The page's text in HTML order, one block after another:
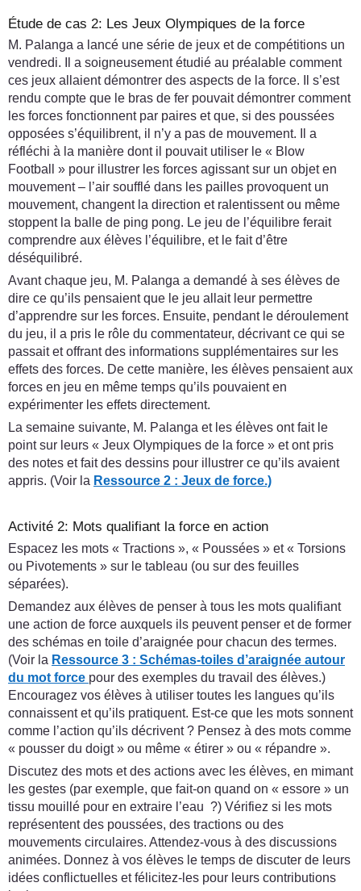
Étude de cas 2: Les Jeux Olympiques de la force
M. Palanga a lancé une série de jeux et de compétitions un
vendredi. Il a soigneusement étudié au préalable comment
ces jeux allaient démontrer des aspects de la force. Il s’est
rendu compte que le bras de fer pouvait démontrer comment
les forces fonctionnent par paires et que, si des poussées
opposées s’équilibrent, il n’y a pas de mouvement. Il a
réfléchi à la manière dont il pouvait utiliser le « Blow
Football » pour illustrer les forces agissant sur un objet en
mouvement – l’air soufflé dans les pailles provoquent un
mouvement, changent la direction et ralentissent ou même
stoppent la balle de ping pong. Le jeu de l’équilibre ferait
comprendre aux élèves l’équilibre, et le fait d’être
déséquilibré.
Avant chaque jeu, M. Palanga a demandé à ses élèves de
dire ce qu’ils pensaient que le jeu allait leur permettre
d’apprendre sur les forces. Ensuite, pendant le déroulement
du jeu, il a pris le rôle du commentateur, décrivant ce qui se
passait et offrant des informations supplémentaires sur les
effets des forces. De cette manière, les élèves pensaient aux
forces en jeu en même temps qu’ils pouvaient en
expérimenter les effets directement.
La semaine suivante, M. Palanga et les élèves ont fait le
point sur leurs « Jeux Olympiques de la force » et ont pris
des notes et fait des dessins pour illustrer ce qu’ils avaient
appris. (Voir la Ressource 2 : Jeux de force.)
Activité 2: Mots qualifiant la force en action
Espacez les mots « Tractions », « Poussées » et « Torsions
ou Pivotements » sur le tableau (ou sur des feuilles
séparées).
Demandez aux élèves de penser à tous les mots qualifiant
une action de force auxquels ils peuvent penser et de former
des schémas en toile d’araignée pour chacun des termes.
(Voir la Ressource 3 : Schémas-toiles d’araignée autour
du mot force pour des exemples du travail des élèves.)
Encouragez vos élèves à utiliser toutes les langues qu’ils
connaissent et qu’ils pratiquent. Est-ce que les mots sonnent
comme l’action qu’ils décrivent ? Pensez à des mots comme
« pousser du doigt » ou même « étirer » ou « répandre ».
Discutez des mots et des actions avec les élèves, en mimant
les gestes (par exemple, que fait-on quand on « essore » un
tissu mouillé pour en extraire l’eau ?) Vérifiez si les mots
représentent des poussées, des tractions ou des
mouvements circulaires. Attendez-vous à des discussions
animées. Donnez à vos élèves le temps de discuter de leurs
idées conflictuelles et félicitez-les pour leurs contributions